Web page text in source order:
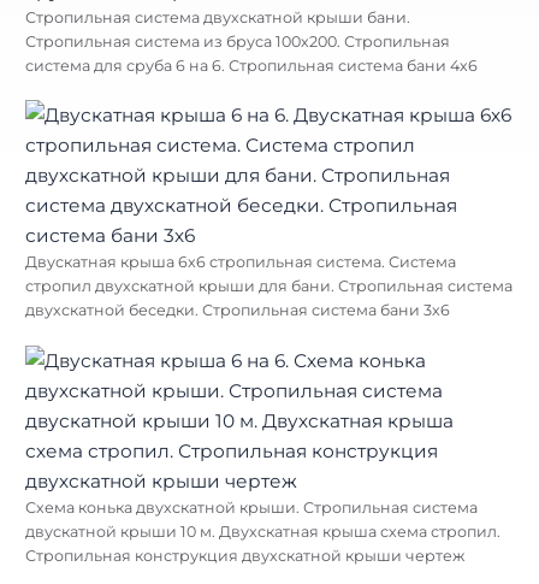
Стропильная система двухскатной крыши бани.
Стропильная система из бруса 100х200. Стропильная
система для сруба 6 на 6. Стропильная система бани 4х6
Двускатная крыша 6х6 стропильная система. Система
стропил двухскатной крыши для бани. Стропильная система
двухскатной беседки. Стропильная система бани 3х6
Схема конька двухскатной крыши. Стропильная система
двускатной крыши 10 м. Двухскатная крыша схема стропил.
Стропильная конструкция двухскатной крыши чертеж